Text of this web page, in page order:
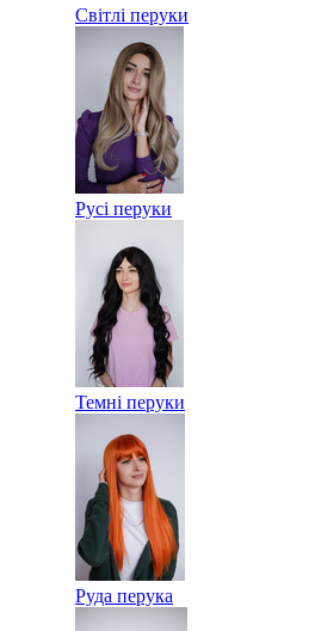
Світлі перуки
Русі перуки
Темні перуки
Руда перука